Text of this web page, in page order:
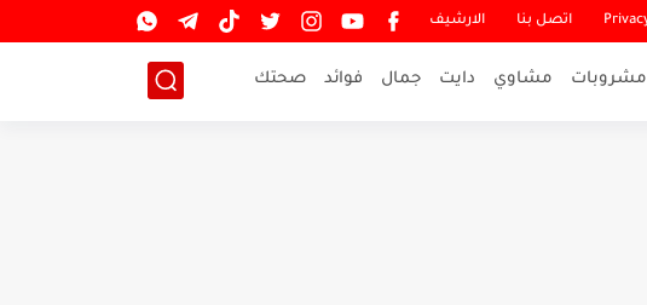
اتصل بنا الارشيف
مشروبات مشاوي دايت جمال فوائد صحتك